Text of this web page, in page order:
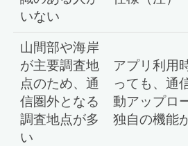
いない
山間部や海岸
が主要調査地
点のため、通
信圏外となる
調査地点が多
い
アプリ利用
っても、通
動アップロ
独自の機能